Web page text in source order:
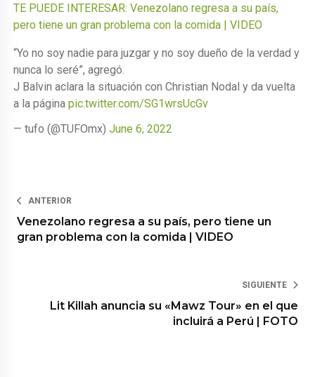
TE PUEDE INTERESAR: Venezolano regresa a su país,
pero tiene un gran problema con la comida | VIDEO
“Yo no soy nadie para juzgar y no soy dueño de la verdad y
nunca lo seré”, agregó.
J Balvin aclara la situación con Christian Nodal y da vuelta
a la páginapic.twitter.com/SG1wrsUcGv
— tufo (@TUFOmx)June 6, 2022
ANTERIOR
Venezolano regresa a su país, pero tiene un
gran problema con la comida | VIDEO
SIGUIENTE
Lit Killah anuncia su «Mawz Tour» en el que
incluirá a Perú | FOTO